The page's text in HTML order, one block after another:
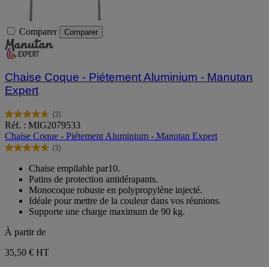
Comparer Comparer
Chaise Coque - Piétement Aluminium - Manutan
Expert
(3)
4.7
sur
5
étoiles.
avis
Réf. : MIG2079533
Chaise Coque - Piétement Aluminium - Manutan Expert
(3)
4.7
étoiles.
Chaise empilable par10.
Patins de protection antidérapants.
Monocoque robuste en polypropylène injecté.
Idéale pour mettre de la couleur dans vos réunions.
Supporte une charge maximum de 90 kg.
À partir de
35,50 € HT